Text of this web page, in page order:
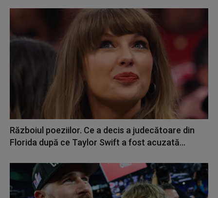
Războiul poeziilor. Ce a decis a judecătoare din
Florida după ce Taylor Swift a fost acuzată...